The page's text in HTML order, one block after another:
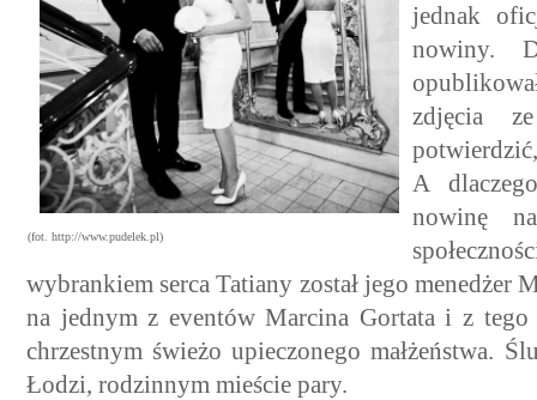
(fot. http://www.pudelek.pl)
jednak
nowiny.
zdjęcia
A
nowinę
wybrankiem serca Tatiany został jego menedżer
na jednym z eventów Marcina Gortata i z
chrzestnym świeżo upieczonego małżeństwa.
Łodzi, rodzinnym mieście pary.